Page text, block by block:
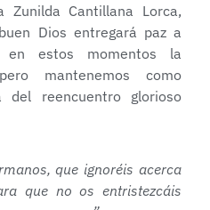
Cantillana Lorca,
Dios entregará paz a
en estos momentos la
mantenemos como
del reencuentro glorioso
que ignoréis acerca
que no os entristezcáis